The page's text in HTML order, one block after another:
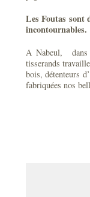
Les Foutas sont
incontournables.
A Nabeul, dans
tisserands
bois, détenteurs
fabriquées nos